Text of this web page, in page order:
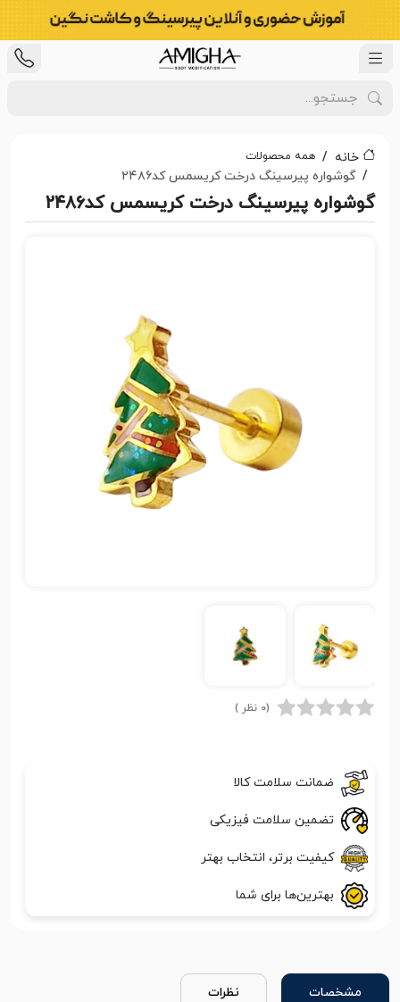
خانه همه محصولات
گوشواره پیرسینگ درخت کریسمس کد۲۴۸۶
گوشواره پیرسینگ درخت کریسمس کد۲۴۸۶
(0 نظر )
ضمانت سلامت کالا
تضمین سلامت فیزیکی
کیفیت برتر، انتخاب بهتر
بهترین‌ها برای شما
مشخصات نظرات